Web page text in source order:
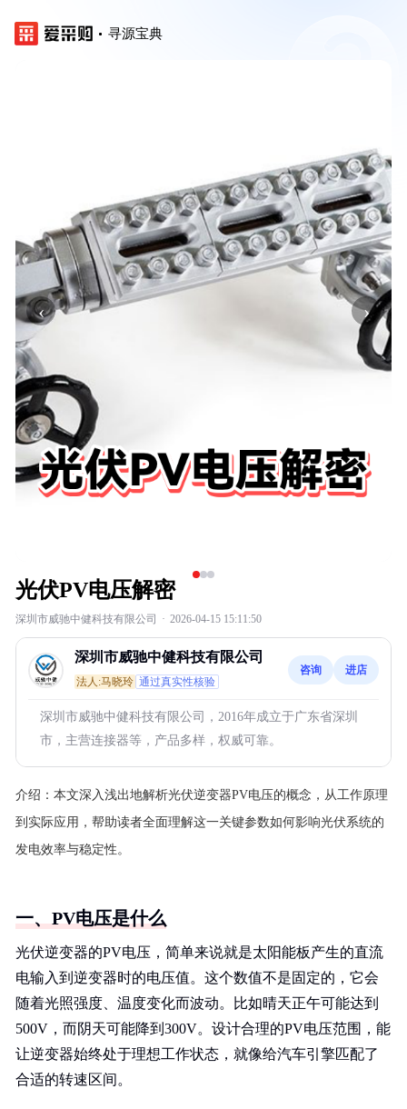
寻源宝典
‹ ›
光伏PV电压解密
深圳市威驰中健科技有限公司 · 2026-04-15 15:11:50
深圳市威驰中健科技有限公司
法人:马晓玲 通过真实性核验
咨询 进店
深圳市威驰中健科技有限公司，2016年成立于广东省深圳
市，主营连接器等，产品多样，权威可靠。
介绍： 本文深入浅出地解析光伏逆变器PV电压的概念，从工作原理
到实际应用，帮助读者全面理解这一关键参数如何影响光伏系统的
发电效率与稳定性。
一、PV电压是什么
光伏逆变器的PV电压，简单来说就是太阳能板产生的直流
电输入到逆变器时的电压值。这个数值不是固定的，它会
随着光照强度、温度变化而波动。比如晴天正午可能达到
500V，而阴天可能降到300V。设计合理的PV电压范围，能
让逆变器始终处于理想工作状态，就像给汽车引擎匹配了
合适的转速区间。